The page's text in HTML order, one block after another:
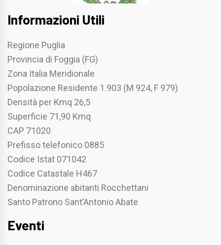
Informazioni Utili
Regione Puglia
Provincia di Foggia (FG)
Zona Italia Meridionale
Popolazione Residente 1.903 (M 924, F 979)
Densità per Kmq 26,5
Superficie 71,90 Kmq
CAP 71020
Prefisso telefonico 0885
Codice Istat 071042
Codice Catastale H467
Denominazione abitanti Rocchettani
Santo Patrono Sant’Antonio Abate
Eventi